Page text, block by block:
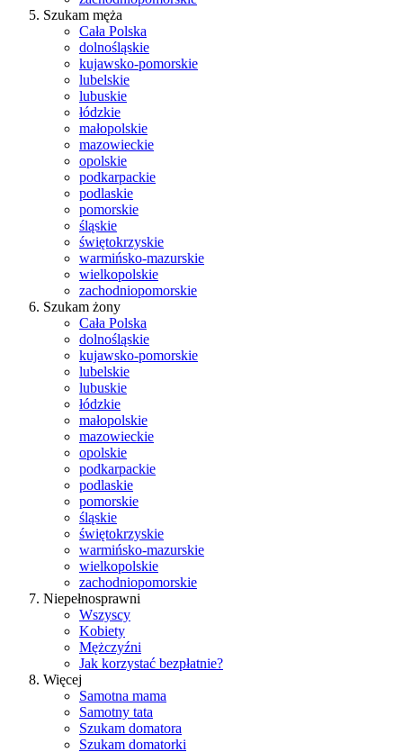
Szukam męża
Cała Polska
dolnośląskie
kujawsko-pomorskie
lubelskie
lubuskie
łódzkie
małopolskie
mazowieckie
opolskie
podkarpackie
podlaskie
pomorskie
śląskie
świętokrzyskie
warmińsko-mazurskie
wielkopolskie
zachodniopomorskie
Szukam żony
Cała Polska
dolnośląskie
kujawsko-pomorskie
lubelskie
lubuskie
łódzkie
małopolskie
mazowieckie
opolskie
podkarpackie
podlaskie
pomorskie
śląskie
świętokrzyskie
warmińsko-mazurskie
wielkopolskie
zachodniopomorskie
Niepełnosprawni
Wszyscy
Kobiety
Mężczyźni
Jak korzystać bezpłatnie?
Więcej
Samotna mama
Samotny tata
Szukam domatora
Szukam domatorki